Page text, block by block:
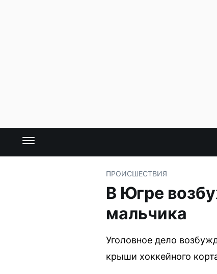
ПРОИСШЕСТВИЯ
В Югре
мальчика
Уголовное дело
крыши хоккейного